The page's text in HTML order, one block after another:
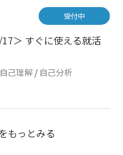
＞ すぐに使える就活
自己理解 / 自己分析
受付中
もっとみる